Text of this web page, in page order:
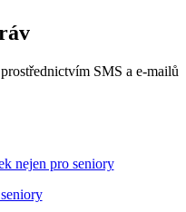
prostřednictvím SMS a e-mailů
nejen pro seniory